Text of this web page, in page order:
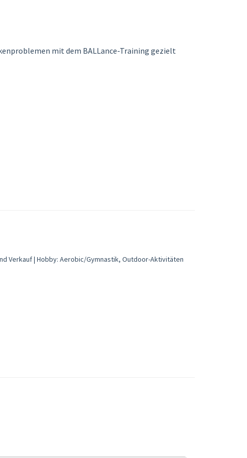
mit dem BALLance-Training gezielt
Verkauf | Hobby: Aerobic/Gymnastik, Outdoor-Aktivitäten